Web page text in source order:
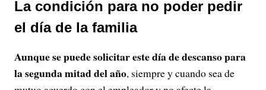
La condición para no poder pedir
el día de la familia
Aunque se puede solicitar este día de descanso para
la segunda mitad del año, siempre y cuando sea de